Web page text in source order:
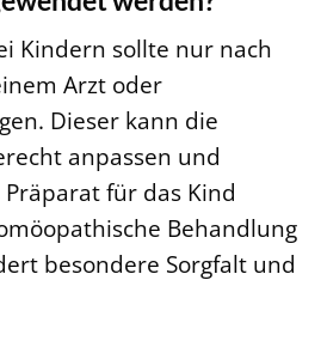
Kindern sollte nur nach
Arzt oder
Dieser kann die
anpassen und
für das Kind
Behandlung
besondere Sorgfalt und